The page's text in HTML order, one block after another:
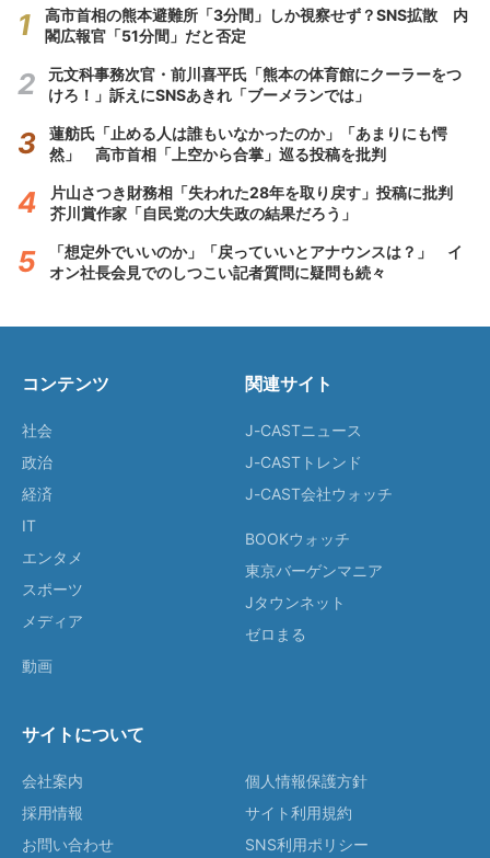
高市首相の熊本避難所「3分間」しか視察せず？SNS拡散 内
閣広報官「51分間」だと否定
元文科事務次官・前川喜平氏「熊本の体育館にクーラーをつ
けろ！」訴えにSNSあきれ「ブーメランでは」
蓮舫氏「止める人は誰もいなかったのか」「あまりにも愕
然」 高市首相「上空から合掌」巡る投稿を批判
片山さつき財務相「失われた28年を取り戻す」投稿に批判
芥川賞作家「自民党の大失政の結果だろう」
「想定外でいいのか」「戻っていいとアナウンスは？」 イ
オン社長会見でのしつこい記者質問に疑問も続々
コンテンツ
社会
政治
経済
IT
エンタメ
スポーツ
メディア
動画
関連サイト
J-CASTニュース
J-CASTトレンド
J-CAST会社ウォッチ
BOOKウォッチ
東京バーゲンマニア
Jタウンネット
ゼロまる
サイトについて
会社案内
採用情報
お問い合わせ
個人情報保護方針
サイト利用規約
SNS利用ポリシー